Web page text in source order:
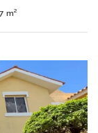
m²